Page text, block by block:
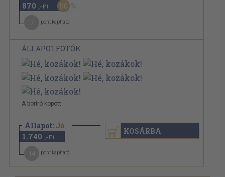
870 ,-Ft 50
pont kapható
ÁLLAPOTFOTÓK
A boríró kopott.
Állapot: Jó
1.740 ,-Ft
pont kapható
KOSÁRBA